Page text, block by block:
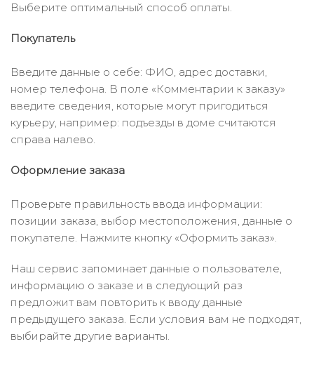
Выберите оптимальный способ оплаты.
Покупатель
Введите данные о себе: ФИО, адрес доставки,
номер телефона. В поле «Комментарии к заказу»
введите сведения, которые могут пригодиться
курьеру, например: подъезды в доме считаются
справа налево.
Оформление заказа
Проверьте правильность ввода информации:
позиции заказа, выбор местоположения, данные о
покупателе. Нажмите кнопку «Оформить заказ».
Наш сервис запоминает данные о пользователе,
информацию о заказе и в следующий раз
предложит вам повторить к вводу данные
предыдущего заказа. Если условия вам не подходят,
выбирайте другие варианты.